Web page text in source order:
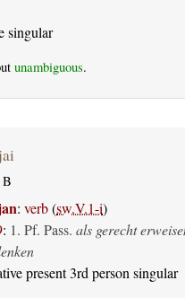
singular
unambiguous.
B
: verb(sw.V.1-i)
: 1. Pf. Pass. als gerecht
present 3rd person singular